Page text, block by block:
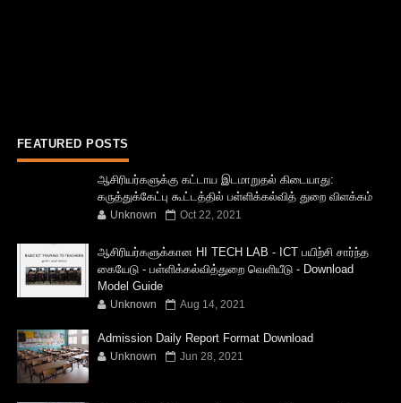
FEATURED POSTS
ஆசிரியர்களுக்கு கட்டாய இடமாறுதல் கிடையாது:
கருத்துக்கேட்பு கூட்டத்தில் பள்ளிக்கல்வித் துறை விளக்கம்
Unknown Oct 22, 2021
ஆசிரியர்களுக்கான HI TECH LAB - ICT பயிற்சி சார்ந்த
கையேடு - பள்ளிக்கல்வித்துறை வெளியீடு - Download
Model Guide
Unknown Aug 14, 2021
Admission Daily Report Format Download
Unknown Jun 28, 2021